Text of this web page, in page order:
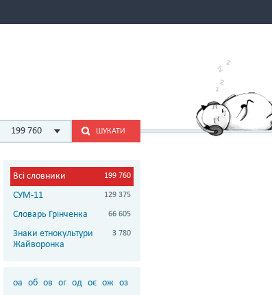
199 760 ШУКАТИ
Всі словники 199 760
СУМ-11 129 375
Словарь Грінченка 66 605
Знаки етнокультури
Жайворонка
3 780
оа об ов ог од оє ож оз